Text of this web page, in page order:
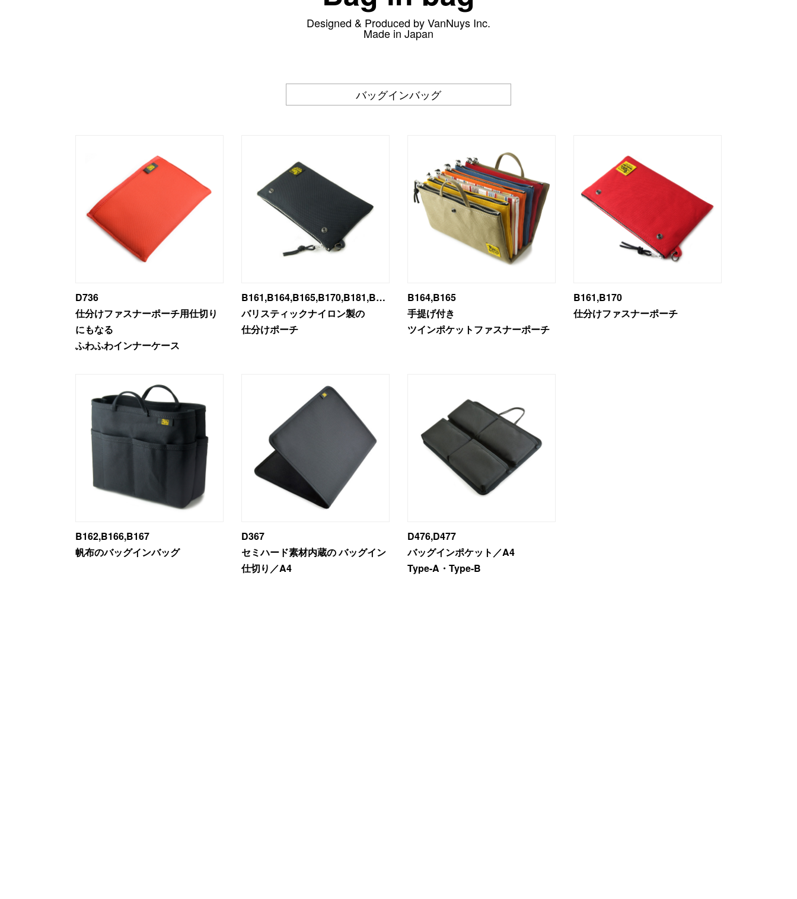
Designed & Produced by VanNuys Inc.
Made in Japan
バッグインバッグ
D736
仕分けファスナーポーチ用仕切り
にもなる
ふわふわインナーケース
B161,B164,B165,B170,B181,B182
バリスティックナイロン製の
仕分けポーチ
B164,B165
手提げ付き
ツインポケットファスナーポーチ
B161,B170
仕分けファスナーポーチ
B162,B166,B167
帆布のバッグインバッグ
D367
セミハード素材内蔵の バッグイン
仕切り／A4
D476,D477
バッグインポケット／A4
Type-A・Type-B